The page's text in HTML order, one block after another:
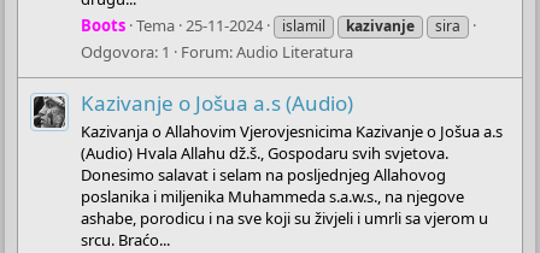
Boots Tema 25-11-2024 islamil kazivanje sira
Odgovora: 1 Forum:Audio Literatura
Kazivanje o Jošua a.s (Audio)
Kazivanja o Allahovim Vjerovjesnicima Kazivanje o Jošua a.s
(Audio) Hvala Allahu dž.š., Gospodaru svih svjetova.
Donesimo salavat i selam na posljednjeg Allahovog
poslanika i miljenika Muhammeda s.a.w.s., na njegove
ashabe, porodicu i na sve koji su živjeli i umrli sa vjerom u
srcu. Braćo...